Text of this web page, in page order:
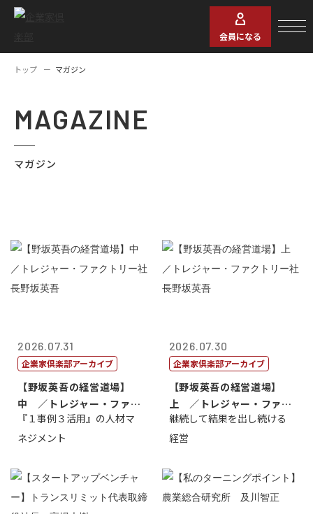
会員になる
トップ マガジン
MAGAZINE
マガジン
2026.07.31
企業家倶楽部アーカイブ
【野坂英吾の経営道場】
中 ／トレジャー・ファク
トリー社長野坂...
『１事例３活用』の人材マ
ネジメント
2026.07.30
企業家倶楽部アーカイブ
【野坂英吾の経営道場】
上 ／トレジャー・ファク
トリー社長野坂...
継続して結果を出し続ける
経営